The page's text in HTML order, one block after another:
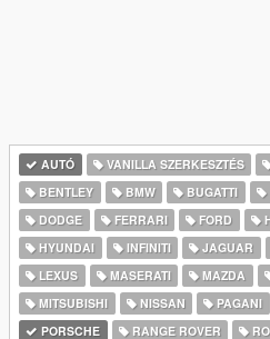
AUTÓ VANILLA SZERKESZTÉS
BENTLEY
BMW BUGATTI
DODGE
FERRARI FORD
HYUNDAI
INFINITI JAGUAR
LEXUS
MASERATI MAZDA
MITSUBISHI
NISSAN PAGANI
PORSCHE
RANGE ROVER